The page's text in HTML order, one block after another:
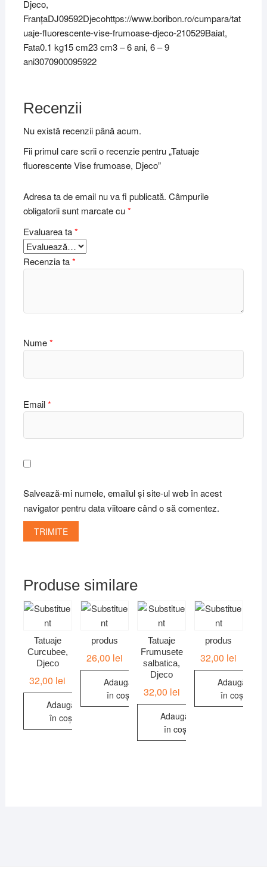
Djeco,
FranțaDJ09592Djecohttps://www.boribon.ro/cumpara/tat
uaje-fluorescente-vise-frumoase-djeco-210529Baiat,
Fata0.1 kg15 cm23 cm3 – 6 ani, 6 – 9
ani3070900095922
Recenzii
Nu există recenzii până acum.
Fii primul care scrii o recenzie pentru „Tatuaje
fluorescente Vise frumoase, Djeco”
Adresa ta de email nu va fi publicată. Câmpurile
obligatorii sunt marcate cu*
Evaluarea ta*
Recenzia ta*
Nume*
Email*
Salvează-mi numele, emailul și site-ul web în acest
navigator pentru data viitoare când o să comentez.
Produse similare
Tatuaje
Curcubee,
Djeco
32,00 lei
Adaugă
în coș
produs
26,00 lei
Adaugă
în coș
Tatuaje
Frumusete
salbatica,
Djeco
32,00 lei
Adaugă
în coș
produs
32,00 lei
Adaugă
în coș